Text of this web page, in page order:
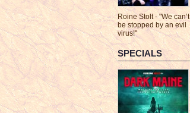
Roine Stolt - "We can’t
be stopped by an evil
virus!"
SPECIALS